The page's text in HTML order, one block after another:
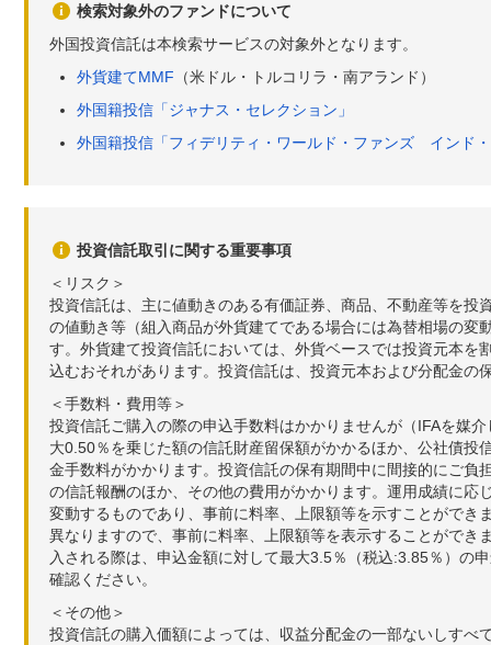
検索対象外のファンドについて
外国投資信託は本検索サービスの対象外となります。
外貨建てMMF （米ドル・トルコリラ・南アランド）
外国籍投信「ジャナス・セレクション」
外国籍投信「フィデリティ・ワールド・ファンズ インド
投資信託取引に関する重要事項
＜リスク＞
投資信託は、主に値動きのある有価証券、商品、不動産等を
の値動き等（組入商品が外貨建てである場合には為替相場の
す。外貨建て投資信託においては、外貨ベースでは投資元本
込むおそれがあります。投資信託は、投資元本および分配金の
＜手数料・費用等＞
投資信託ご購入の際の申込手数料はかかりませんが（IFAを媒
大0.50％を乗じた額の信託財産留保額がかかるほか、公社債
金手数料がかかります。投資信託の保有期間中に間接的にご
の信託報酬のほか、その他の費用がかかります。運用成績に
変動するものであり、事前に料率、上限額等を示すことがで
異なりますので、事前に料率、上限額等を表示することがで
入される際は、申込金額に対して最大3.5％（税込:3.85％）の
確認ください。
＜その他＞
投資信託の購入価額によっては、収益分配金の一部ないしす